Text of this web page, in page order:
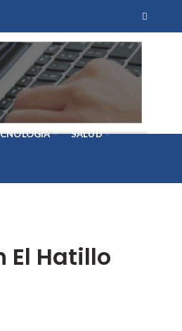
SALUD
El Hatillo